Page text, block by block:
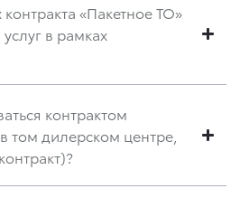
«Пакетное ТО»
в рамках
контрактом
том дилерском центре,